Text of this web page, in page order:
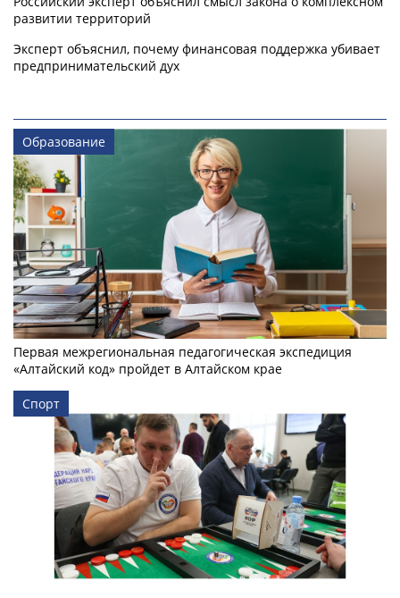
развитии территорий
Эксперт объяснил, почему финансовая поддержка убивает
предпринимательский дух
Образование
Первая межрегиональная педагогическая экспедиция
«Алтайский код» пройдет в Алтайском крае
Спорт